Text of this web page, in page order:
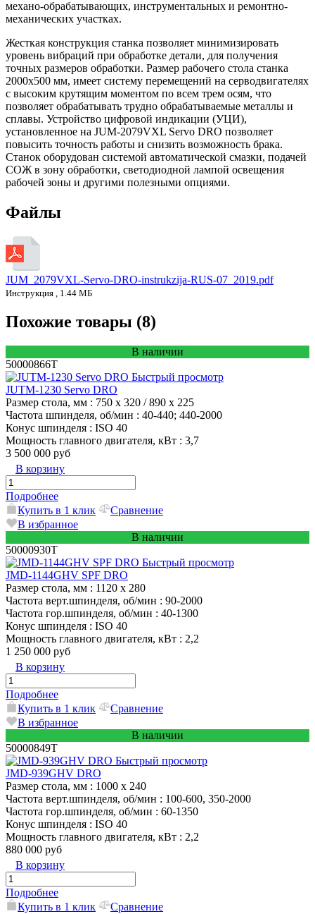
механо-обрабатывающих, инструментальных и ремонтно-
механических участках.
Жесткая конструкция станка позволяет минимизировать
уровень вибраций при обработке детали, для получения
точных размеров обработки. Размер рабочего стола станка
2000х500 мм, имеет систему перемещений на серводвигателях
с высоким крутящим моментом по всем трем осям, что
позволяет обрабатывать трудно обрабатываемые металлы и
сплавы. Устройство цифровой индикации (УЦИ),
установленное на JUM-2079VXL Servo DRO позволяет
повысить точность работы и снизить возможность брака.
Станок оборудован системой автоматической смазки, подачей
СОЖ в зону обработки, светодиодной лампой освещения
рабочей зоны и другими полезными опциями.
Файлы
JUM_2079VXL-Servo-DRO-instrukzija-RUS-07_2019.pdf
Инструкция , 1.44 МБ
Похожие товары (8)
В наличии
50000866T
Быстрый просмотр
JUTM-1230 Servo DRO
Размер стола, мм : 750 x 320 / 890 x 225
Частота шпинделя, об/мин : 40-440; 440-2000
Конус шпинделя : ISO 40
Мощность главного двигателя, кВт : 3,7
3 500 000 руб
В корзину
Подробнее
Купить в 1 клик
Сравнение
В избранное
В наличии
50000930T
Быстрый просмотр
JMD-1144GHV SPF DRO
Размер стола, мм : 1120 х 280
Частота верт.шпинделя, об/мин : 90-2000
Частота гор.шпинделя, об/мин : 40-1300
Конус шпинделя : ISO 40
Мощность главного двигателя, кВт : 2,2
1 250 000 руб
В корзину
Подробнее
Купить в 1 клик
Сравнение
В избранное
В наличии
50000849T
Быстрый просмотр
JMD-939GHV DRO
Размер стола, мм : 1000 х 240
Частота верт.шпинделя, об/мин : 100-600, 350-2000
Частота гор.шпинделя, об/мин : 60-1350
Конус шпинделя : ISO 40
Мощность главного двигателя, кВт : 2,2
880 000 руб
В корзину
Подробнее
Купить в 1 клик
Сравнение